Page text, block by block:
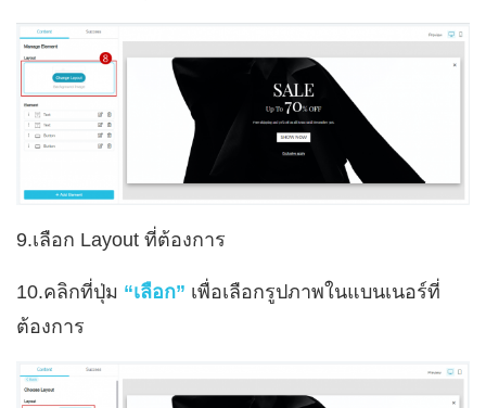
9.เลือก Layout ที่ต้องการ
10.คลิกที่ปุ่ม “เลือก” เพื่อเลือกรูปภาพในแบนเนอร์ที่
ต้องการ